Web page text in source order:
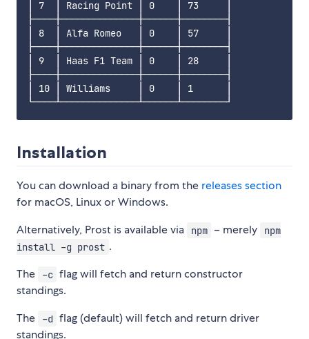
│ 7  │ Racing Point │ 0    │ 73     │
├────┼──────────────┼──────┼────────┤
│ 8  │ Alfa Romeo   │ 0    │ 57     │
├────┼──────────────┼──────┼────────┤
│ 9  │ Haas F1 Team │ 0    │ 28     │
├────┼──────────────┼──────┼────────┤
│ 10 │ Williams     │ 0    │ 1      │
Installation
You can download a binary from the releases section
for macOS, Linux or Windows.
Alternatively, Prost is available via
npm – merely
npm
install -g prost .
The
-c flag will fetch and return constructor
standings.
The
-d flag (default) will fetch and return driver
standings.